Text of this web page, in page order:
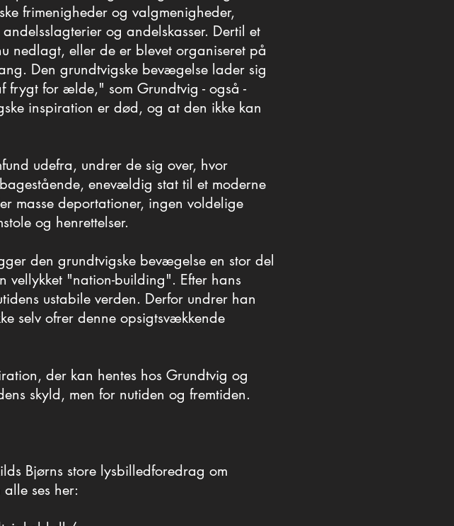
af den grundtvigske bevægelse.
frimenigheder og valgmenigheder,
og andelskasser. Dertil et
nedlagt, eller de er blevet organiseret på
Den grundtvigske bevægelse lader sig
frygt for ælde," som Grundtvig - også -
inspiration er død, og at den ikke kan
udefra, undrer de sig over, hvor
enevældig stat til et moderne
masse deportationer, ingen voldelige
den grundtvigske bevægelse en stor del
vellykket "nation-building". Efter hans
ustabile verden. Derfor undrer han
selv ofrer denne opsigtsvækkende
der kan hentes hos Grundtvig og
frimenigheder og valgmenigheder,
og andelskasser. Dertil et
nedlagt, eller de er blevet organiseret på
Den grundtvigske bevægelse lader sig
frygt for ælde," som Grundtvig - også -
inspiration er død, og at den ikke kan
udefra, undrer de sig over, hvor
enevældig stat til et moderne
masse deportationer, ingen voldelige
og henrettelser.
den grundtvigske bevægelse en stor del
vellykket "nation-building". Efter hans
ustabile verden. Derfor undrer han
selv ofrer denne opsigtsvækkende
der kan hentes hos Grundtvig og
skyld, men for nutiden og fremtiden.
Bjørns store lysbilledforedrag om
ses her: